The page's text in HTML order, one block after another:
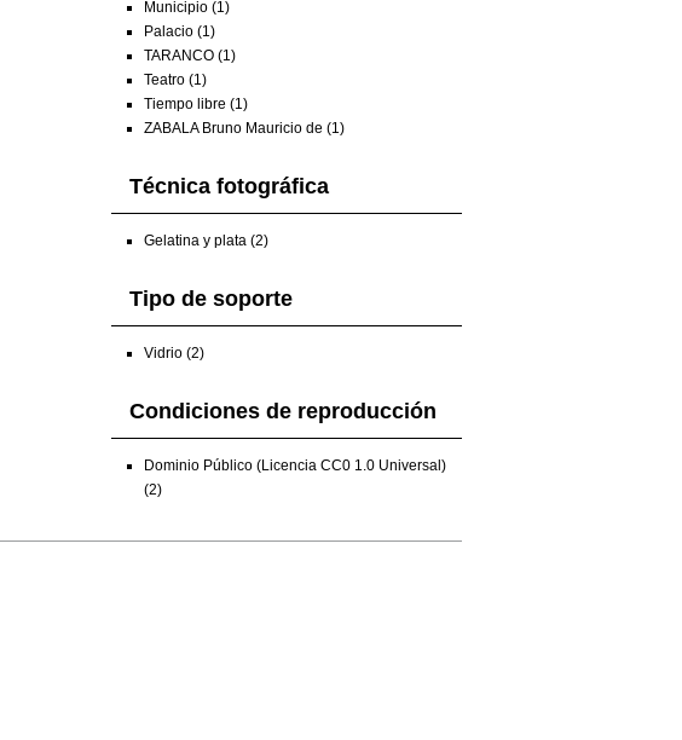
Municipio (1)
Palacio (1)
TARANCO (1)
Teatro (1)
Tiempo libre (1)
ZABALA Bruno Mauricio de (1)
Técnica fotográfica
Gelatina y plata (2)
Tipo de soporte
Vidrio (2)
Condiciones de reproducción
Dominio Público (Licencia CC0 1.0 Universal)
(2)